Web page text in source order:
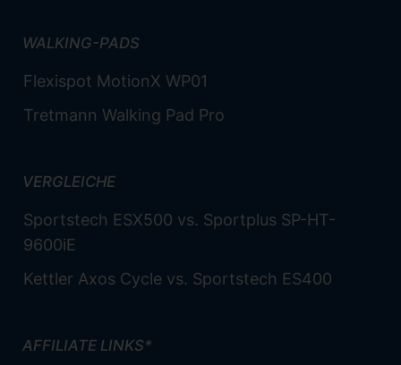
WALKING-PADS
Flexispot MotionX WP01
Tretmann Walking Pad Pro
VERGLEICHE
Sportstech ESX500 vs. Sportplus SP-HT-
9600iE
Kettler Axos Cycle vs. Sportstech ES400
AFFILIATE LINKS*